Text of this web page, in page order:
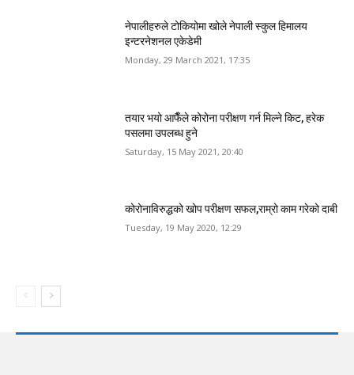
नेपालीहरुले टोकियोमा खोले नेपाली स्कुल हिमालय
इन्टरनेशनल एकेडेमी
Monday, 29 March 2021, 17:35
तयार भयो आफैँले कोरोना परीक्षण गर्न मिल्ने किट, हरेक
पसलमा उपलब्ध हुने
Saturday, 15 May 2021, 20:40
कोरोनाविरुद्धको खोप परीक्षण सफल,राम्रो काम गरेको दाबी
Tuesday, 19 May 2020, 12:29